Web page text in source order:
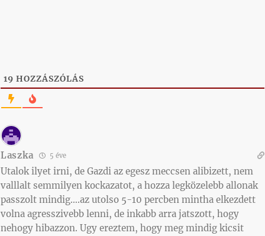
19 HOZZÁSZÓLÁS
Laszka 5 éve
Utalok ilyet irni, de Gazdi az egesz meccsen alibizett, nem
valllalt semmilyen kockazatot, a hozza legközelebb allonak
passzolt mindig….az utolso 5-10 percben mintha elkezdett
volna agresszivebb lenni, de inkabb arra jatszott, hogy
nehogy hibazzon. Ugy ereztem, hogy meg mindig kicsit